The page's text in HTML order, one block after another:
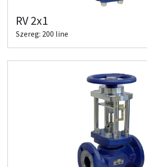
RV 2x1
Szereg: 200 line